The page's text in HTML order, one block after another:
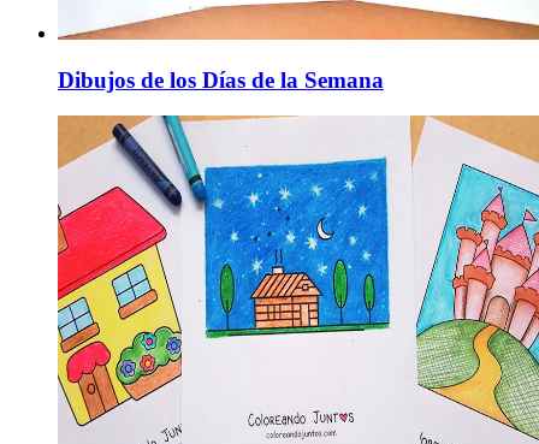
Dibujos de los Días de la Semana